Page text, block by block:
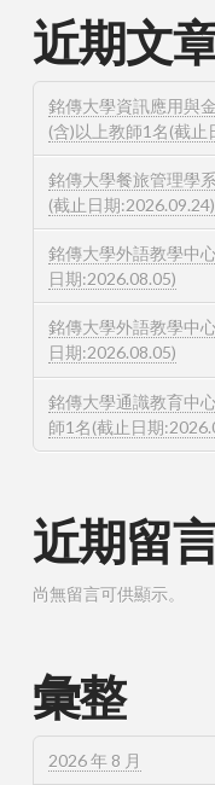
近期文
銘傳大學資訊應用與
(含)以上教師1名(截止
銘傳大學餐旅管理學
(截止日期:2026.09.24)
銘傳大學外語教學中
日期:2026.08.05)
銘傳大學外語教學中
日期:2026.08.05)
銘傳大學通識教育中
師1名(截止日期
近期留
尚無留言可供顯示。
彙整
2026 年 8 月